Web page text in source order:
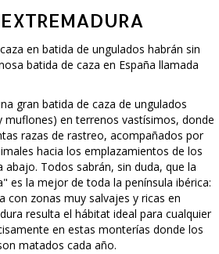
en batida de ungulados habrán sin
batida de caza en España llamada
gran batida de caza de ungulados
muflones) en terrenos vastísimos, donde
razas de rastreo, acompañados por
hacia los emplazamientos de los
abajo. Todos sabrán, sin duda, que la
es la mejor de toda la península ibérica:
con zonas muy salvajes y ricas en
resulta el hábitat ideal para cualquier
en estas monterías donde los
matados cada año.